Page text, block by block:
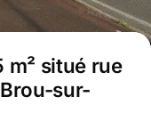
m² situé rue
sur-